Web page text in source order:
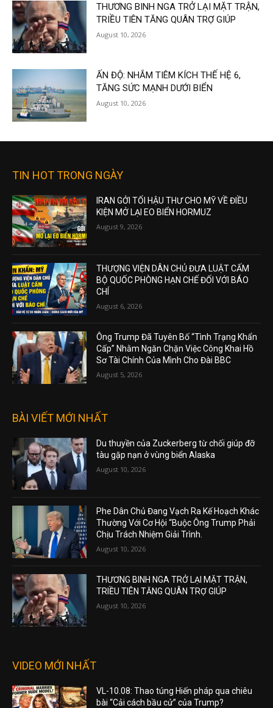
THƯƠNG BINH NGA TRỞ LẠI MẶT TRẬN,
TRIỀU TIÊN TĂNG QUÂN TRỢ GIÚP
August 10, 2026
ẤN ĐỘ: NHẮM TIÊM KÍCH THẾ HỆ 6,
TĂNG SỨC MẠNH DƯỚI BIỂN
August 10, 2026
TIN HOT TRONG NGÀY
IRAN GỞI TỐI HẬU THƯ CHO MỸ VỀ ĐIỀU
KIỆN MỞ LẠI EO BIỂN HORMUZ
August 9, 2026
THƯỢNG VIỆN DÂN CHỦ ĐƯA LUẬT CẤM
BỘ QUỐC PHÒNG HẠN CHẾ ĐỐI VỚI BÁO
CHÍ
August 6, 2026
Ông Trump Đã Tuyên Bố “Tình Trạng Khẩn
Cấp” Nhằm Ngăn Chặn Việc Công Khai Hồ
Sơ Tài Chính Của Mình Cho Đài BBC
August 5, 2026
BÀI VIẾT MỚI NHẤT
Du thuyền của Zuckerberg từ chối giúp đỡ
tàu gặp nạn ở vùng biển Alaska
August 10, 2026
Phe Dân Chủ Đang Vạch Ra Kế Hoạch Khác
Thường Với Cơ Hội “Buộc Ông Trump Phải
Chịu Trách Nhiệm Giải Trình.
August 10, 2026
THƯƠNG BINH NGA TRỞ LẠI MẶT TRẬN,
TRIỀU TIÊN TĂNG QUÂN TRỢ GIÚP
August 10, 2026
VIDEO MỚI NHẤT
VL-10.08: Thao túng Hiến pháp qua chiêu
bài “Cải cách bầu cử” của Trump?